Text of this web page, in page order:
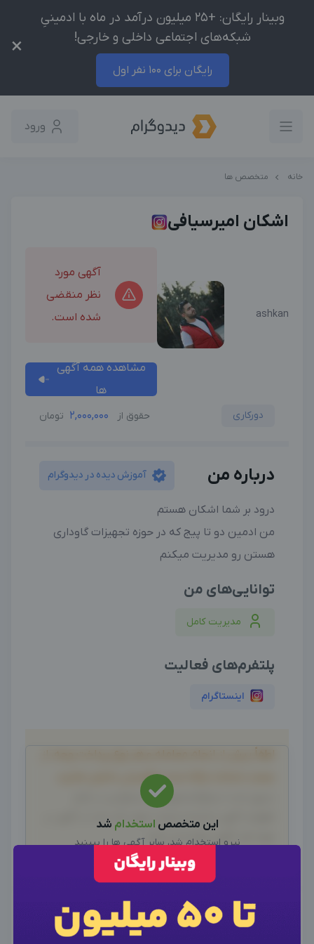
وبینار رایگان: +25 میلیون درآمد در ماه با ادمینیِ
شبکه‌های اجتماعی داخلی و خارجی!
رایگان برای 100 نفر اول
×
ورود
خانه متخصص ها
اشکان امیرسیافی
ashkan
آگهی مورد
نظر منقضی
شده است.
مشاهده همه آگهی
ها
دورکاری حقوق از 2,000,000 تومان
درباره من آموزش دیده در دیدوگرام
درود بر شما اشکان هستم
من ادمین دو تا پیج که در حوزه تجهیزات گاوداری
هستن رو مدیریت میکنم
توانایی‌های من
مدیریت کامل
پلتفرم‌های فعالیت
اینستاگرام
صحت خدمات ارائه شده، اطمینان حاصل نمایید.
بدیهی است دیدوگرام هیچ نوع مسئولیتی در قبال
اظهارات آگهی نداشته و صحت موارد ذکر شده در آگهی، بر
عهده فرد آگهی دهنده می باشد.
این متخصص استخدام شد
نیرو استخدام شد، سایر آگهی ها را ببینید
سایر متخصصین
تجربه همکاری خود با این ادمین "اشکان
امیرسیافی" را با ما به اشتراک بگذارید
اطلاعات تماس
ورود به حساب کاربری
وارد حساب کاربری شوید